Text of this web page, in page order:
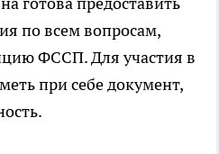
по всем вопросам,
ФССП. Для участия в
при себе документ,